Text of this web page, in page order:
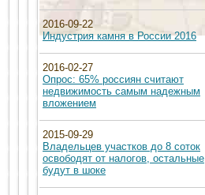
2016-09-22
Индустрия камня в России 2016
2016-02-27
Опрос: 65% россиян считают
недвижимость самым надежным
вложением
2015-09-29
Владельцев участков до 8 соток
освободят от налогов, остальные
будут в шоке